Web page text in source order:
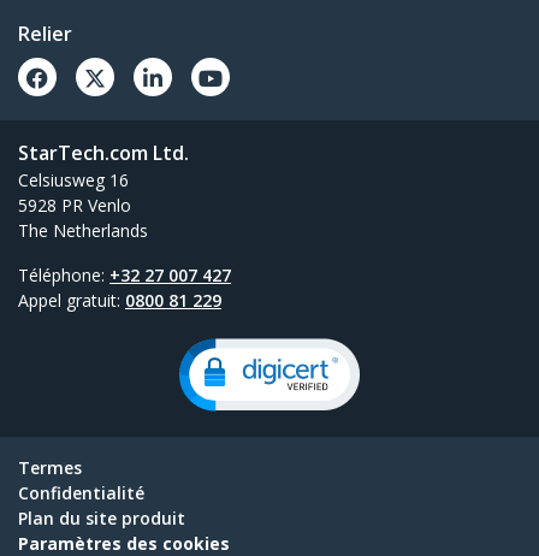
Relier
StarTech.com Ltd.
Celsiusweg 16
5928 PR Venlo
The Netherlands
Téléphone: +32 27 007 427
Appel gratuit: 0800 81 229
Termes
Confidentialité
Plan du site produit
Paramètres des cookies